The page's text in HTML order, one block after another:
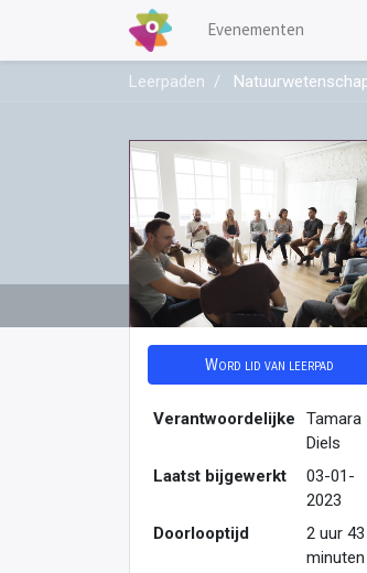
Evenementen
Leerpaden
Word lid van leerpad
Verantwoordelijke
Tamara
Diels
Laatst bijgewerkt
03-01-
2023
Doorlooptijd
2 uur 43
minuten